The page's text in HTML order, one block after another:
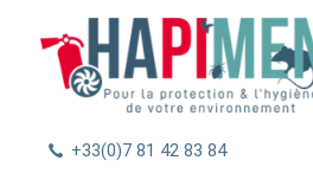
+33(0)7 81 42 83 84